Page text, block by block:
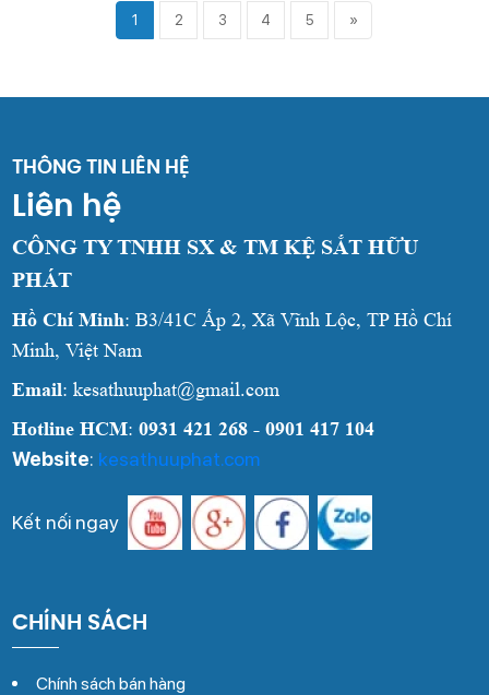
1 2 3 4 5 »
THÔNG TIN LIÊN HỆ
Liên hệ
CÔNG TY TNHH SX & TM KỆ SẮT HỮU
PHÁT
Hồ Chí Minh: B3/41C Ấp 2, Xã Vĩnh Lộc, TP Hồ Chí
Minh, Việt Nam
Email: kesathuuphat@gmail.com
Hotline HCM:0931 421 268 - 0901 417 104
Website: kesathuuphat.com
Kết nối ngay
CHÍNH SÁCH
Chính sách bán hàng